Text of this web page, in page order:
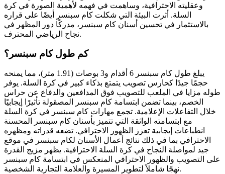
وعقليته الاحترافية، وساهمت في فهمه لأهمية الصورة في كرة
السلة. أثرت البيئة التي شكلت كام سبنسر أيضًا على قراره
بالاستثمار في تحسين أسنان كام سبنسر، مدركًا دور المظهر في
نجاح الرياضي المحترف.
كم طول كام سبنسر؟
يبلغ طول كام سبنسر 6 أقدام و3 بوصات (1.91 متر)، مما يمنحه
حجمًا جيدًا كحارس تصويب يتمتع بذكاء كبير في كرة السلة. يوفر
طوله مزايا في الملعب للتصويب فوق المدافعين والدفاع عن حراس
الخصم، بينما تضمن ابتسامة كام سبنسر المصقولة تأثيرًا إيجابيًا
خلال التفاعلات الإعلامية. تجمع مهارات كام سبنسر في كرة السلة
مع ابتسامته الواثقة التي تتميز بأسنان كام سبنسر المحسنة
انطباعات إيجابية تعزز الظهور الاحترافي. تضعه قدراته ومظهره
الاحترافي بما في ذلك نتائج أعمال الأسنان لكام سبنسر في موقع
جيد لمواصلة النجاح في كرة السلة الاحترافية. يظهر مزيج القدرة
على التصويب والظهور الاحترافي المنعكس في ابتسامة كام سبنسر
نهجًا شاملاً لتطوير المسيرة والعلامة التجارية الشخصية.